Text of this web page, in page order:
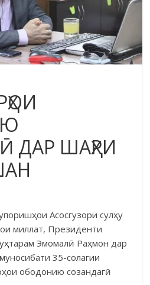
ДАР ШАҲРИ
Асосгузори сулҳу
миллат, Президенти
Эмомалӣ Раҳмон дар
35-солагии
ободонию созандагӣ